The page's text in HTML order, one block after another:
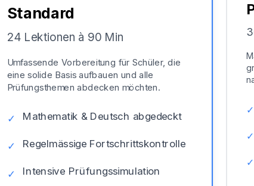
Standard
24 Lektionen à 90 Min
Umfassende Vorbereitung für Schüler, die
eine solide Basis aufbauen und alle
Prüfungsthemen abdecken möchten.
✓ Mathematik & Deutsch abgedeckt
✓ Regelmässige Fortschrittskontrolle
✓ Intensive Prüfungssimulation
✓
✓
✓